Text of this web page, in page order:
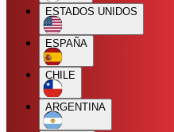
ESTADOS UNIDOS
ESPAÑA
CHILE
ARGENTINA